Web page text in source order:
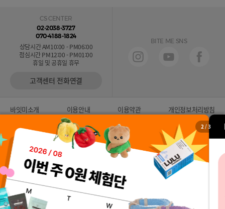
2/3
CS CENTER
02-2038-3727
070-4188-1824
상담시간 AM10:00 - PM06:00
점심시간 PM12:00 - PM01:00
휴일 및 공휴일 휴무
고객센터 전화연결
BITE ME SNS
바잇미소개 이용안내 이용약관 개인정보처리방침
바잇미 B2B 사업자 전용 쇼핑몰
상호 : 주식회사 바잇미 대표 : 곽재은
주소 : 서울특별시 강남구 테헤란로20길 10, 8층
사업자번호 : 210-87-00613사업자정보확인
통신판매업신고 : 제2019-서울강남-05372호
입점문의 :입점문의하기